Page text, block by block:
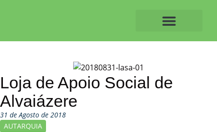
Loja de Apoio Social de
Alvaiázere
31 de Agosto de 2018
AUTARQUIA